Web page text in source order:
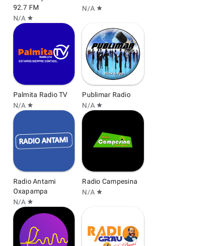
92.7 FM
N/A star
N/A star
Palmita Radio TV
N/A star
Publimar Radio
N/A star
Radio Antami
Oxapampa
N/A star
Radio Campesina
N/A star